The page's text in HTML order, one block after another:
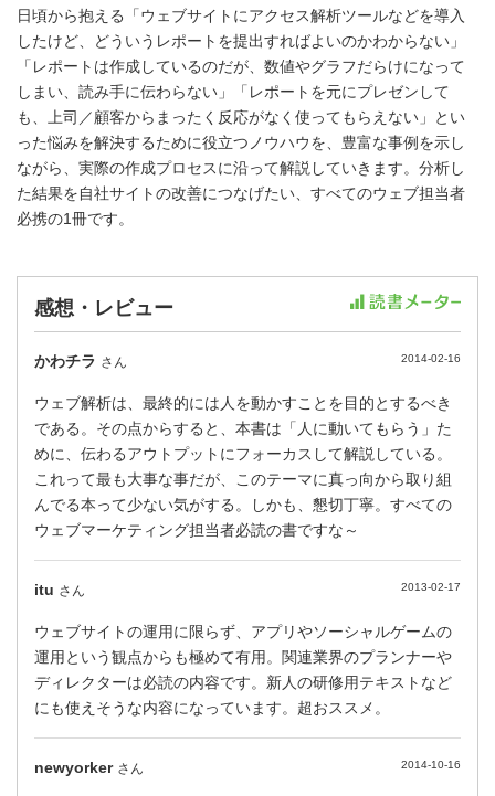
日頃から抱える「ウェブサイトにアクセス解析ツールなどを導入
したけど、どういうレポートを提出すればよいのかわからない」
「レポートは作成しているのだが、数値やグラフだらけになって
しまい、読み手に伝わらない」「レポートを元にプレゼンして
も、上司／顧客からまったく反応がなく使ってもらえない」とい
った悩みを解決するために役立つノウハウを、豊富な事例を示し
ながら、実際の作成プロセスに沿って解説していきます。分析し
た結果を自社サイトの改善につなげたい、すべてのウェブ担当者
必携の1冊です。
感想・レビュー
かわチラ さん 2014-02-16
ウェブ解析は、最終的には人を動かすことを目的とするべき
である。その点からすると、本書は「人に動いてもらう」た
めに、伝わるアウトプットにフォーカスして解説している。
これって最も大事な事だが、このテーマに真っ向から取り組
んでる本って少ない気がする。しかも、懇切丁寧。すべての
ウェブマーケティング担当者必読の書ですな～
itu さん 2013-02-17
ウェブサイトの運用に限らず、アプリやソーシャルゲームの
運用という観点からも極めて有用。関連業界のプランナーや
ディレクターは必読の内容です。新人の研修用テキストなど
にも使えそうな内容になっています。超おススメ。
newyorker さん 2014-10-16